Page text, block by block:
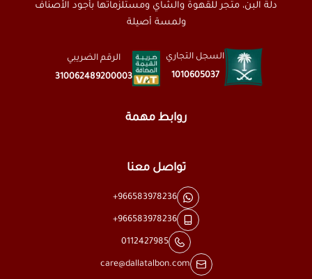
دلة البن، متجر للقهوة والشاي ومستلزماتها بأجود الأصناف
ولمسة أصيلة
السجل التجاري
1010605037
الرقم الضريبي
310062489200003
روابط مهمة
تواصل معنا
+966583978236
+966583978236
0112427985
care@dallatalbon.com